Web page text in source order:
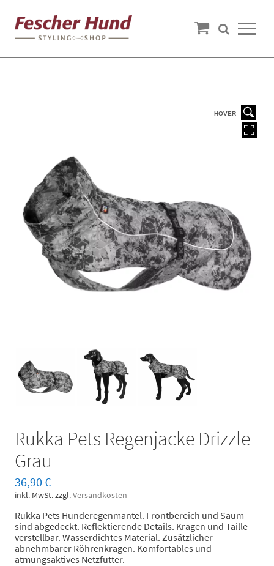
HOVER
Rukka Pets Regenjacke Drizzle
Grau
36,90 €
inkl. MwSt.zzgl.Versandkosten
Rukka Pets Hunderegenmantel. Frontbereich und Saum
sind abgedeckt. Reflektierende Details. Kragen und Taille
verstellbar. Wasserdichtes Material. Zusätzlicher
abnehmbarer Röhrenkragen. Komfortables und
atmungsaktives Netzfutter.